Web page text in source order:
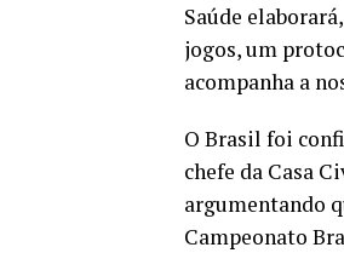
Saúde
jogos, um
acompanha a
O Brasil foi
chefe da Casa
argumentando
Campeonato